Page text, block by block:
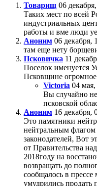
Товарищ 06
Таких мест по всей
индустриальных
работы и вме люди
Аноним 06 декабря,
там еще нету
Псковичка 11
Поселок именуется
Псковщине огромное
Victoria 04
Вы случайно
псковской
Аноним 16 декабря,
Это памятники
нейтральным
законодателей, Вот
от Правительства
2018году на
возвращать до
сообщалось в
умудрились